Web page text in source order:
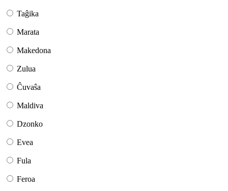
Taĝika
Marata
Makedona
Zulua
Ĉuvaŝa
Maldiva
Dzonko
Evea
Fula
Feroa